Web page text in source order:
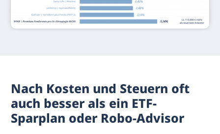
Nach Kosten und Steuern oft
auch besser als ein ETF-
Sparplan oder Robo-Advisor